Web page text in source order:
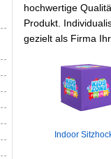
hochwertige
Produkt.
gezielt als Firma
Indoor